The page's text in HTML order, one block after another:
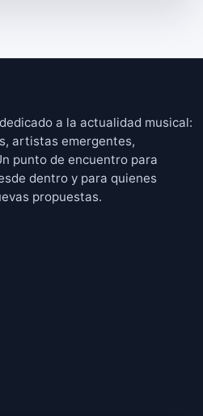
a la actualidad musical:
artistas emergentes,
punto de encuentro para
dentro y para quienes
propuestas.